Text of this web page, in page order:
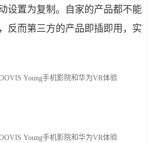
设置为复制。自家的产品都不能
反而第三方的产品即插即用，实